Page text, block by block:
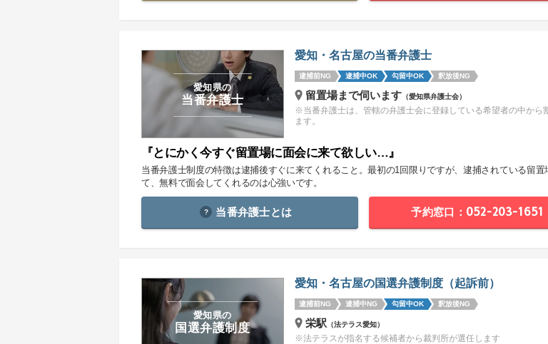
愛知・名古屋の当番弁護士
逮捕前NG 逮捕中OK 勾留中OK 釈放後NG
愛知県の
当番弁護士 留置場まで伺います （愛知県弁護士会）
※当番弁護士は、管轄の弁護士会に登録している希望者の中から
ます。
『とにかく今すぐ留置場に面会に来て欲しい…』
当番弁護士制度の特徴は逮捕後すぐに来てくれること。最初の1回限りですが、逮捕されている留置
て、無料で面会してくれるのは心強いです。
当番弁護士とは 予約窓口：052-203-1651
愛知・名古屋の国選弁護制度（起訴前）
逮捕前NG 逮捕中NG 勾留中OK 釈放後NG
愛知県の
国選弁護制度 栄駅 （法テラス愛知）
※法テラスが指名する候補者から裁判所が選任します